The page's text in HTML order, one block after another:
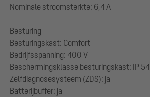
Nominale stroomsterkte: 6,4 A
Besturing
Besturingskast: Comfort
Bedrijfsspanning: 400 V
Beschermingsklasse besturingskast: IP 54
Zelfdiagnosesysteem (ZDS): ja
Batterijbuffer: ja